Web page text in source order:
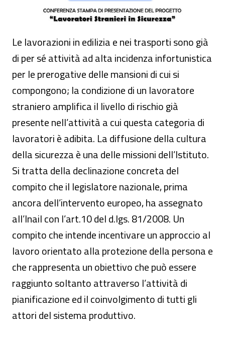
Le lavorazioni in edilizia e nei trasporti sono già
di per sé attività ad alta incidenza infortunistica
per le prerogative delle mansioni di cui si
compongono; la condizione di un lavoratore
straniero amplifica il livello di rischio già
presente nell’attività a cui questa categoria di
lavoratori è adibita. La diffusione della cultura
della sicurezza è una delle missioni dell’Istituto.
Si tratta della declinazione concreta del
compito che il legislatore nazionale, prima
ancora dell’intervento europeo, ha assegnato
all’Inail con l’art.10 del d.lgs. 81/2008. Un
compito che intende incentivare un approccio al
lavoro orientato alla protezione della persona e
che rappresenta un obiettivo che può essere
raggiunto soltanto attraverso l’attività di
pianificazione ed il coinvolgimento di tutti gli
attori del sistema produttivo.